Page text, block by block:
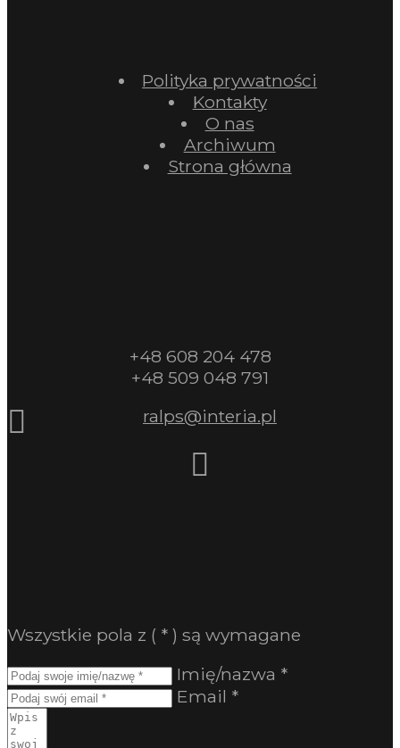
Polityka prywatności
Kontakty
O nas
Archiwum
Strona główna
+48 608 204 478
+48 509 048 791
ralps@interia.pl
Wszystkie pola z ( * ) są wymagane
Imię/nazwa *
Email *